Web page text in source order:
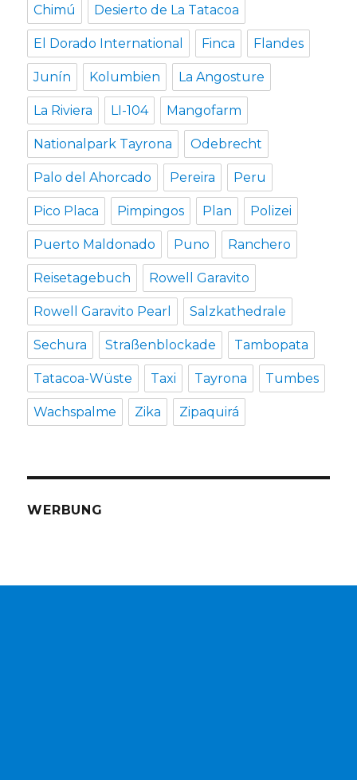
Chimú Desierto de La Tatacoa
El Dorado International Finca Flandes
Junín Kolumbien La Angosture
La Riviera LI-104 Mangofarm
Nationalpark Tayrona Odebrecht
Palo del Ahorcado Pereira Peru
Pico Placa Pimpingos Plan Polizei
Puerto Maldonado Puno Ranchero
Reisetagebuch Rowell Garavito
Rowell Garavito Pearl Salzkathedrale
Sechura Straßenblockade Tambopata
Tatacoa-Wüste Taxi Tayrona Tumbes
Wachspalme Zika Zipaquirá
WERBUNG